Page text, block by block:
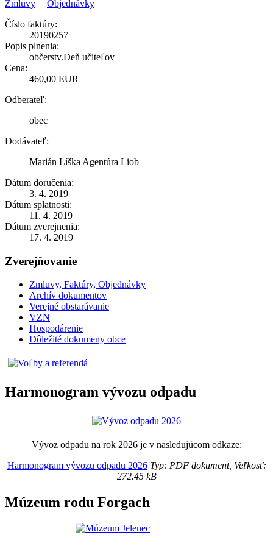
Zmluvy
Objednávky
Číslo faktúry:
20190257
Popis plnenia:
občerstv.Deň učiteľov
Cena:
460,00 EUR
Odberateľ:
obec
Dodávateľ:
Marián Líška Agentúra Liob
Dátum doručenia:
3. 4. 2019
Dátum splatnosti:
11. 4. 2019
Dátum zverejnenia:
17. 4. 2019
Zverejňovanie
Zmluvy, Faktúry, Objednávky
Archív dokumentov
Verejné obstarávanie
VZN
Hospodárenie
Dôležité dokumeny obce
Harmonogram vývozu odpadu
Vývoz odpadu na rok 2026 je v nasledujúcom odkaze:
Harmonogram vývozu odpadu 2026Typ: PDF dokument, Veľkosť:
272.45 kB
Múzeum rodu Forgach